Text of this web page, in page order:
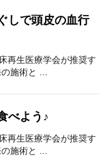
しで頭皮の血行
再生医療学会が推奨す
施術と ...
べよう♪
再生医療学会が推奨す
施術と ...